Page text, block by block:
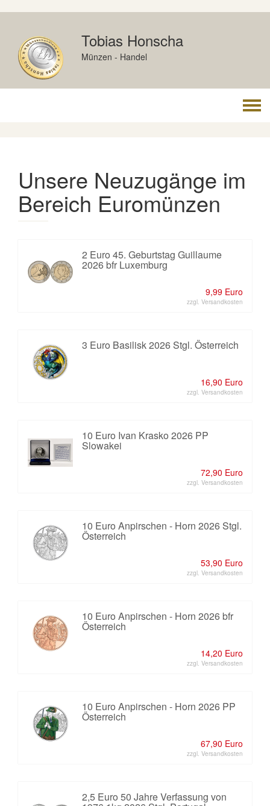
content
Tobias Honscha
Münzen - Handel
Unsere Neuzugänge im
Bereich Euromünzen
2 Euro 45. Geburtstag Guillaume
2026 bfr Luxemburg
9,99 Euro
zzgl. Versandkosten
3 Euro Basilisk 2026 Stgl. Österreich
16,90 Euro
zzgl. Versandkosten
10 Euro Ivan Krasko 2026 PP
Slowakei
72,90 Euro
zzgl. Versandkosten
10 Euro Anpirschen - Horn 2026 Stgl.
Österreich
53,90 Euro
zzgl. Versandkosten
10 Euro Anpirschen - Horn 2026 bfr
Österreich
14,20 Euro
zzgl. Versandkosten
10 Euro Anpirschen - Horn 2026 PP
Österreich
67,90 Euro
zzgl. Versandkosten
2,5 Euro 50 Jahre Verfassung von